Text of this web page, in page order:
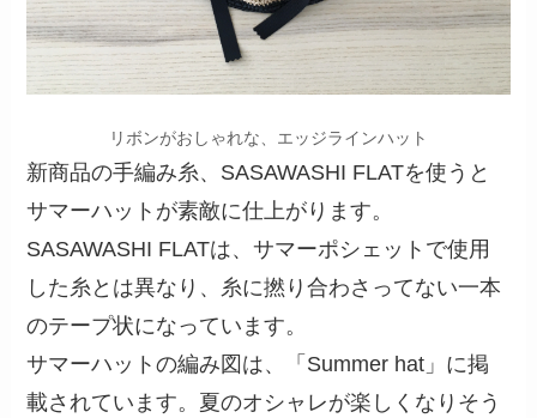
リボンがおしゃれな、エッジラインハット
新商品の手編み糸、SASAWASHI FLATを使うと
サマーハットが素敵に仕上がります。
SASAWASHI FLATは、サマーポシェットで使用
した糸とは異なり、糸に撚り合わさってない一本
のテープ状になっています。
サマーハットの編み図は、「Summer hat」に掲
載されています。夏のオシャレが楽しくなりそう